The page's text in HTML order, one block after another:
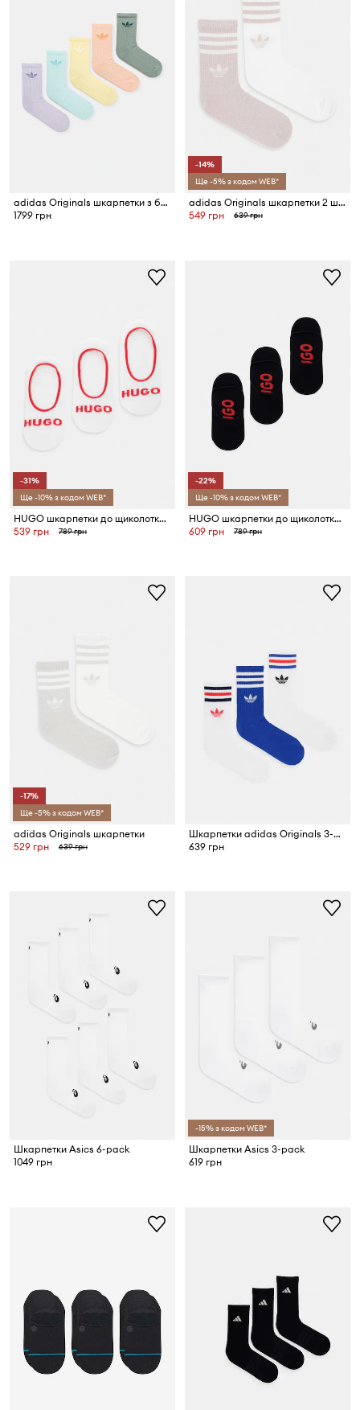
adidas Originals шкарпетки з бавовною
1799 грн
-14%
Ще -5% з кодом WEB*
adidas Originals шкарпетки 2 шт.
549 грн
639 грн
-31%
Ще -10% з кодом WEB*
HUGO шкарпетки до щиколотки чоловічі 3 шт.
539 грн
789 грн
-22%
Ще -10% з кодом WEB*
HUGO шкарпетки до щиколотки чоловічі 3P SL LOGO CC 3 шт.
609 грн
789 грн
-17%
Ще -5% з кодом WEB*
adidas Originals шкарпетки
529 грн
639 грн
Шкарпетки adidas Originals 3-pack
639 грн
Шкарпетки Asics 6-pack
1049 грн
-15% з кодом WEB*
Шкарпетки Asics 3-pack
619 грн